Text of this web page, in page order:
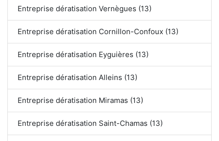
Entreprise dératisation Vernègues (13)
Entreprise dératisation Cornillon-Confoux (13)
Entreprise dératisation Eyguières (13)
Entreprise dératisation Alleins (13)
Entreprise dératisation Miramas (13)
Entreprise dératisation Saint-Chamas (13)